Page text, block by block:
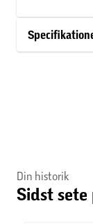
have med.
Din historik
Sidst